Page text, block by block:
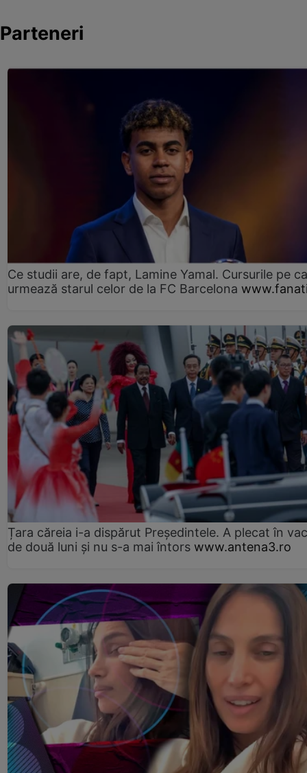
Parteneri
Ce studii are, de fapt, Lamine Yamal. Cursurile pe
urmează starul celor de la FC Barcelona
Țara căreia i-a dispărut Președintele. A plecat în
de două luni și nu s-a mai întors www.antena3.ro